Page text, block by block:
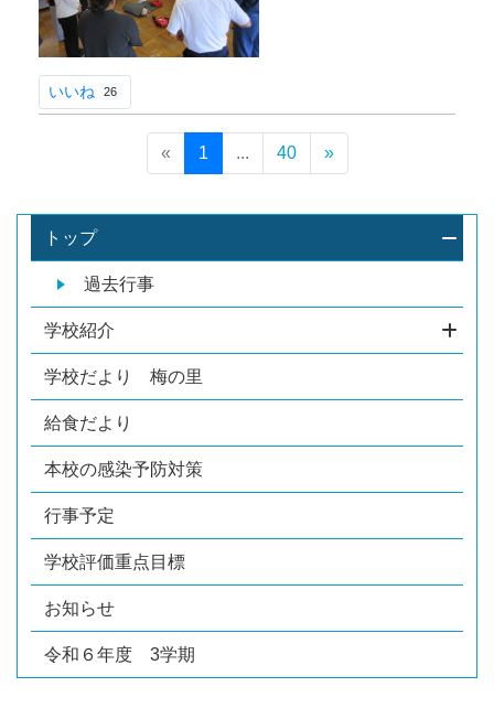
トップ
過去行事
学校紹介
学校だより 梅の里
給食だより
本校の感染予防対策
行事予定
学校評価重点目標
お知らせ
令和６年度 3学期
いいね 26
« 1 ... 40 »